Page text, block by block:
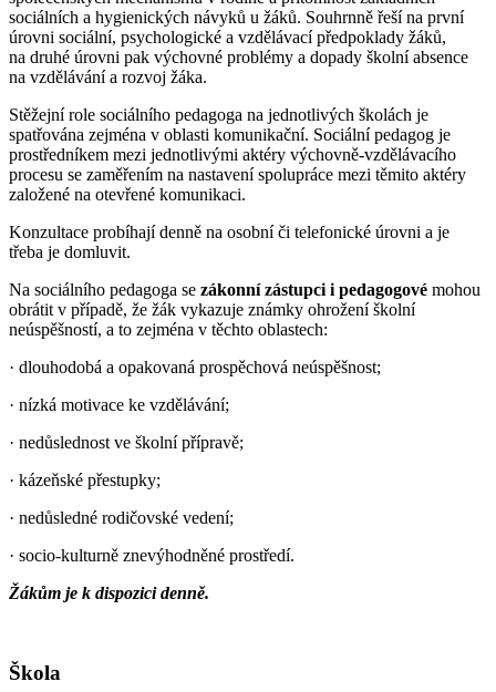
sociálních a hygienických návyků u žáků. Souhrnně řeší na první
úrovni sociální, psychologické a vzdělávací předpoklady žáků,
na druhé úrovni pak výchovné problémy a dopady školní absence
na vzdělávání a rozvoj žáka.
Stěžejní role sociálního pedagoga na jednotlivých školách je
spatřována zejména v oblasti komunikační. Sociální pedagog je
prostředníkem mezi jednotlivými aktéry výchovně-vzdělávacího
procesu se zaměřením na nastavení spolupráce mezi těmito aktéry
založené na otevřené komunikaci.
Konzultace probíhají denně na osobní či telefonické úrovni a je
třeba je domluvit.
Na sociálního pedagoga se zákonní zástupci i pedagogové mohou
obrátit v případě, že žák vykazuje známky ohrožení školní
neúspěšností, a to zejména v těchto oblastech:
· dlouhodobá a opakovaná prospěchová neúspěšnost;
· nízká motivace ke vzdělávání;
· nedůslednost ve školní přípravě;
· kázeňské přestupky;
· nedůsledné rodičovské vedení;
· socio-kulturně znevýhodněné prostředí.
Žákům je k dispozici denně.
Škola